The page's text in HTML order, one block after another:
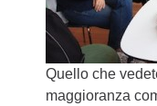
Quello che
maggioranza